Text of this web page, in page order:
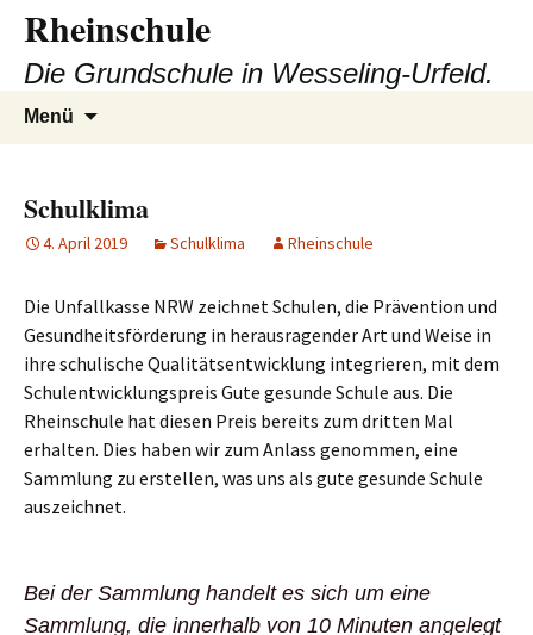
Zum
Inhalt
springen
Rheinschule
Die Grundschule in Wesseling-Urfeld.
Menü
Schulklima
4. April 2019 Schulklima Rheinschule
Die Unfallkasse NRW zeichnet Schulen, die Prävention und
Gesundheitsförderung in herausragender Art und Weise in
ihre schulische Qualitätsentwicklung integrieren, mit dem
Schulentwicklungspreis Gute gesunde Schule aus. Die
Rheinschule hat diesen Preis bereits zum dritten Mal
erhalten. Dies haben wir zum Anlass genommen, eine
Sammlung zu erstellen, was uns als gute gesunde Schule
auszeichnet.
Bei der Sammlung handelt es sich um eine
Sammlung, die innerhalb von 10 Minuten angelegt